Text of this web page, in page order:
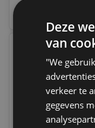
Deze
van
"We
verkeer te
gegevens